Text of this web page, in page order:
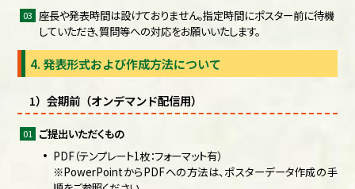
座長や発表時間は設けておりません。指定時間にポスター前に待機
していただき、質問等への対応をお願いいたします。
4. 発表形式および作成方法について
1）会期前（オンデマンド配信用）
ご提出いただくもの
PDF（テンプレート1枚：フォーマット有）
※PowerPointからPDFへの方法は、ポスターデータ作成の手